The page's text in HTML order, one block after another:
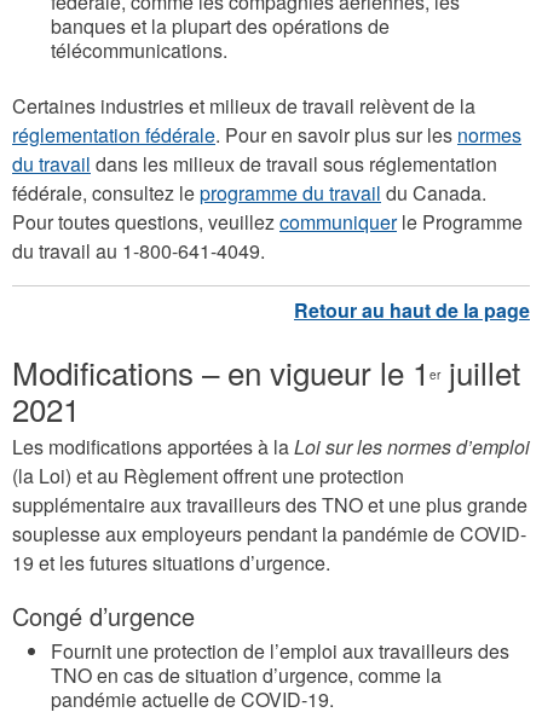
banques et la plupart des opérations de
télécommunications.
Certaines industries et milieux de travail relèvent de la
réglementation fédérale. Pour en savoir plus sur les normes
du travail dans les milieux de travail sous réglementation
fédérale, consultez leprogramme du travail du Canada.
Pour toutes questions, veuillezcommuniquerle Programme
du travail au 1-800-641-4049.
Modifications – en vigueur le 1 erjuillet
2021
Les modifications apportées à laLoi sur les normes d’emploi
(la Loi) et au Règlement offrent une protection
supplémentaire aux travailleurs des TNO et une plus grande
souplesse aux employeurs pendant la pandémie de COVID-
19 et les futures situations d’urgence.
Congé d’urgence
Fournit une protection de l’emploi aux travailleurs des
TNO en cas de situation d’urgence, comme la
pandémie actuelle de COVID-19.